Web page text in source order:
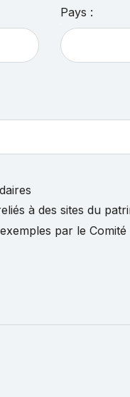
Pays :
à des sites du
par le Comité